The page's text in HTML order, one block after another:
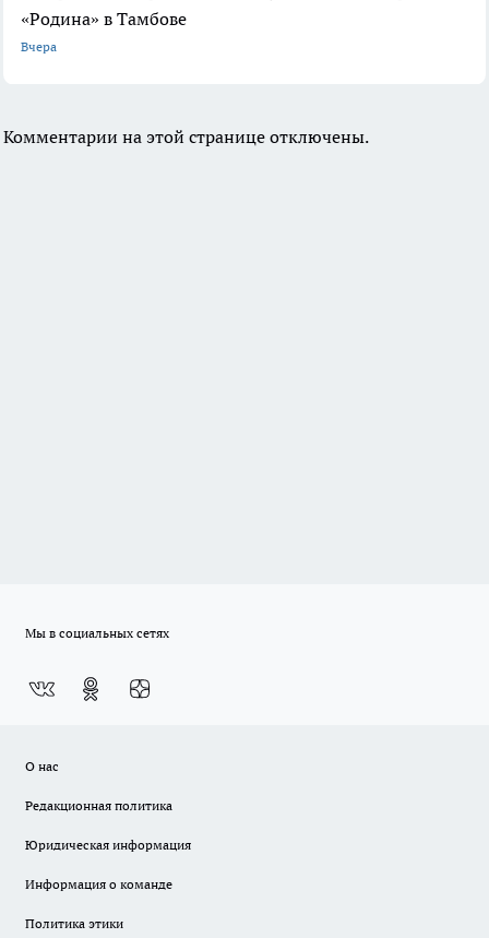
«Родина» в Тамбове
Вчера
Комментарии на этой странице отключены.
Мы в социальных сетях
О нас
Редакционная политика
Юридическая информация
Информация о команде
Политика этики